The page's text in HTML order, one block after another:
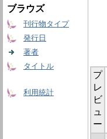
ブラウズ
刊行物タイプ
発行日
著者
タイトル
利用統計
プ
レ
ビ
ュ
ー